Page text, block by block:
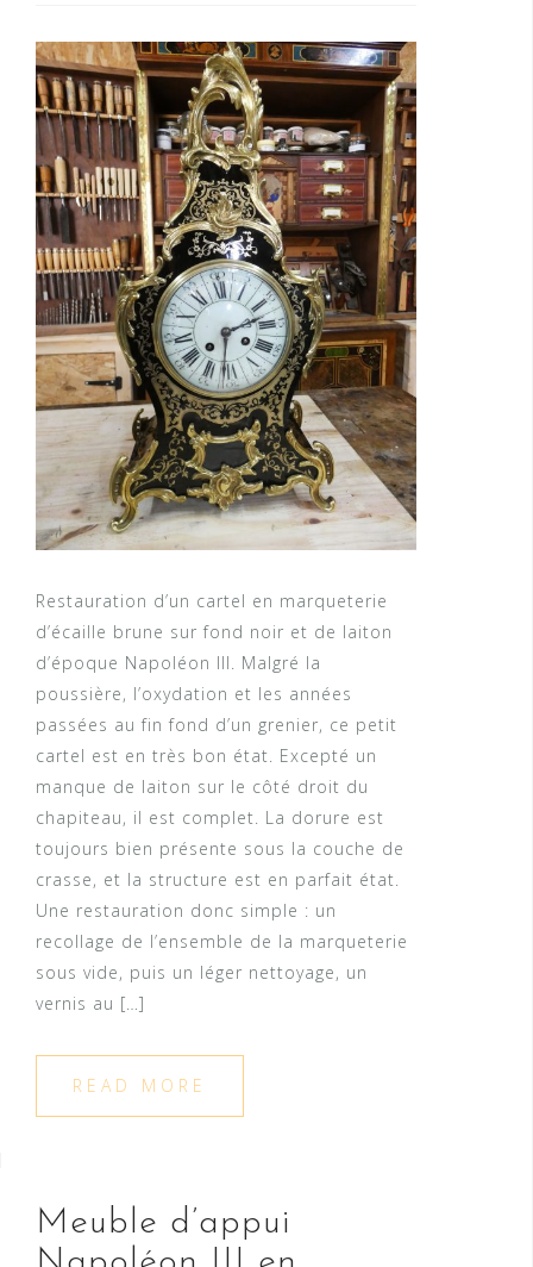
Restauration d’un cartel en marqueterie
d’écaille brune sur fond noir et de laiton
d’époque Napoléon III. Malgré la
poussière, l’oxydation et les années
passées au fin fond d’un grenier, ce petit
cartel est en très bon état. Excepté un
manque de laiton sur le côté droit du
chapiteau, il est complet. La dorure est
toujours bien présente sous la couche de
crasse, et la structure est en parfait état.
Une restauration donc simple : un
recollage de l’ensemble de la marqueterie
sous vide, puis un léger nettoyage, un
vernis au […]
READ MORE
Meuble d’appui